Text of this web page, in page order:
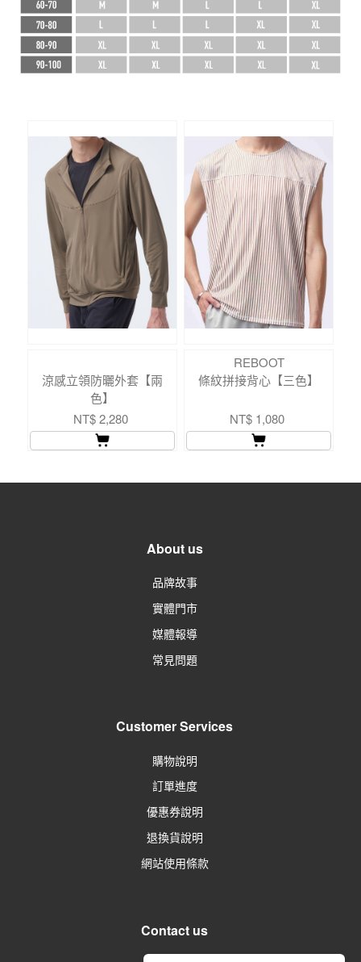
涼感立領防曬外套【兩
色】
NT$ 2,280
REBOOT
條紋拼接背心【三色】
NT$ 1,080
About us
品牌故事
實體門市
媒體報導
常見問題
Customer Services
購物說明
訂單進度
優惠券說明
退換貨說明
網站使用條款
Contact us